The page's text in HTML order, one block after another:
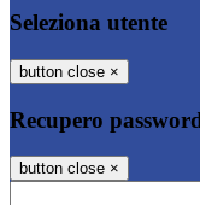
Seleziona utente
button close ×
Recupero
button close ×